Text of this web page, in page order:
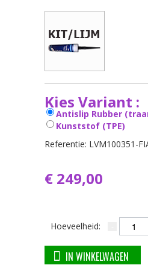
Kies Variant :
Antislip Rubber
Kunststof (TPE)
Referentie: LVM100351-
€ 249,00
Hoeveelheid:
IN WINKELWAGEN